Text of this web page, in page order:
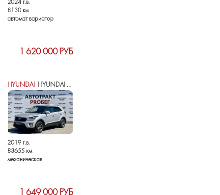
2024 г.в.
8130 км
автомат вариатор
1 620 000 РУБ
HYUNDAI HYUNDAI CRETA I
2019 г.в.
83655 км
механическая
1 649 000 РУБ